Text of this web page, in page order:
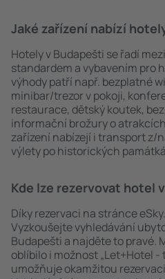
Jaké zařízení nabízí
Hotely v Budapešti se řadí
standardem a vybavením pro
výhody patří např. bezplatné
minibar/trezor v pokoji,
restaurace, dětský koutek,
informační brožury o
zařízení nabízejí i transport z/
výlety po historických
Kde lze rezervovat hotel
Díky rezervaci na stránce
Vyzkoušejte vyhledávání
Budapešti a najděte to pravé.
oblíbilo i možnost „Let+Hotel
umožňuje okamžitou